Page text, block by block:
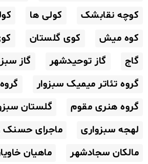
کوچه نقابشک
کولی ها
کوه میش
کوی گلستان
گاج
گاز توحیدشهر گاز
گروه تئاتر میمیک سبزوار
گروه هنری مقوم
گلستان
لهجه سبزواری
ماجرای حسنک
مالکان سجادشهر
ماهیان